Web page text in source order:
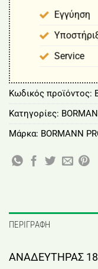
Εγγύηση
Service
Κωδικός προϊόντος:
Κατηγορίες:
Μάρκα: BORMANN
ΠΕΡΙΓΡΑΦΉ
ΑΝΑΔΕΥΤΗΡΑΣ